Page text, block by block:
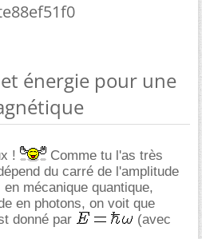
énergie pour une
!
Comme tu l'as très
du carré de l'amplitude
mécanique quantique,
en photons, on voit que
donné par
(avec